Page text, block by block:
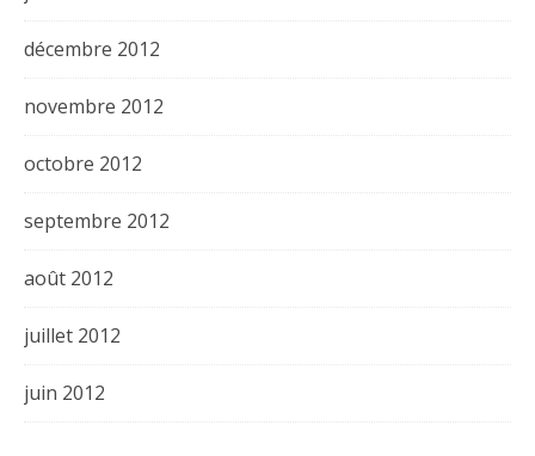
décembre 2012
novembre 2012
octobre 2012
septembre 2012
août 2012
juillet 2012
juin 2012